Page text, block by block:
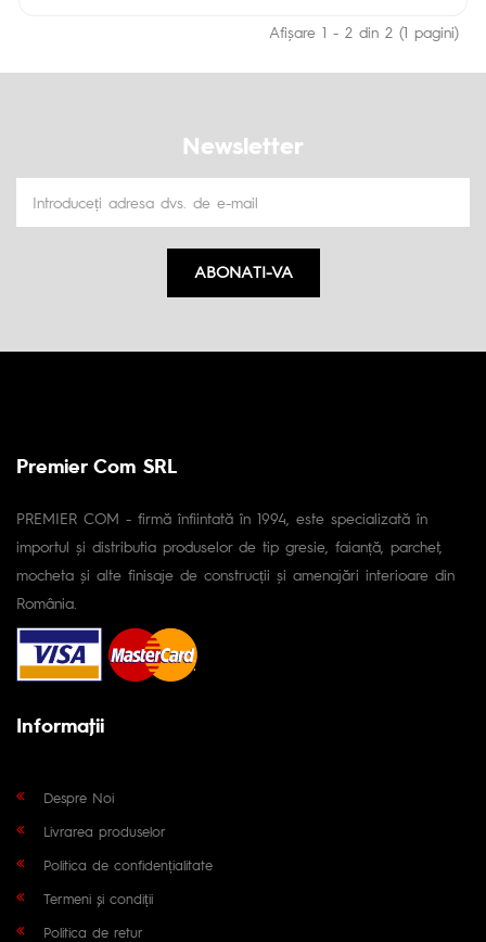
Afişare 1 - 2 din 2 (1 pagini)
Newsletter
ABONATI-VA
Premier Com SRL
PREMIER COM - firmă înfiintată în 1994, este specializată în
importul și distributia produselor de tip gresie, faianță, parchet,
mocheta și alte finisaje de construcții și amenajări interioare din
România.
Informaţii
Despre Noi
Livrarea produselor
Politica de confidențialitate
Termeni și condiții
Politica de retur